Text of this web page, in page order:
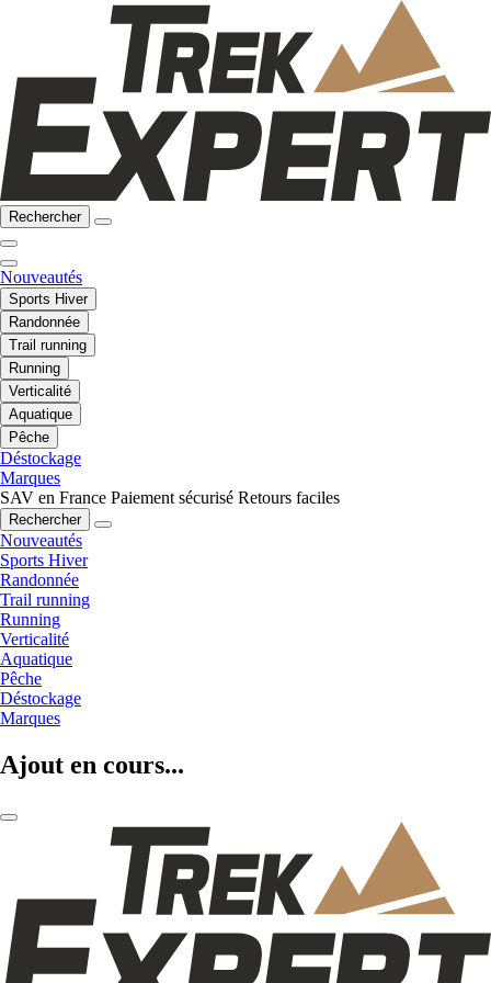
Rechercher
Nouveautés
Sports Hiver
Randonnée
Trail running
Running
Verticalité
Aquatique
Pêche
Déstockage
Marques
SAV en France Paiement sécurisé Retours faciles
Rechercher
Nouveautés
Sports Hiver
Randonnée
Trail running
Running
Verticalité
Aquatique
Pêche
Déstockage
Marques
Ajout en cours...